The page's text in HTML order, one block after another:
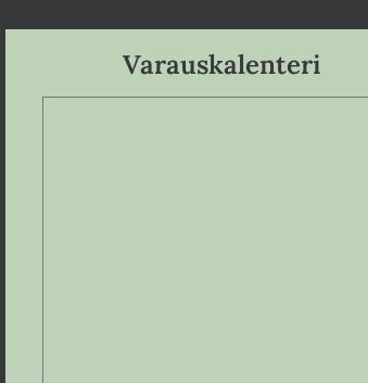
Varauskalenteri